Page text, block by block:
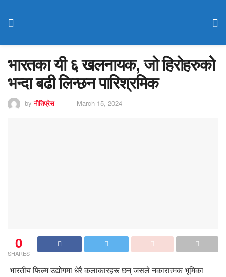
भारतका यी ६ खलनायक, जो हिरोहरुको
भन्दा बढी लिन्छन पारिश्रमिक
by नीतिप्रेस March 15, 2024
0
SHARES
भारतीय फिल्म उद्योगमा धेरै कलाकारहरू छन् जसले नकारात्मक भूमिका